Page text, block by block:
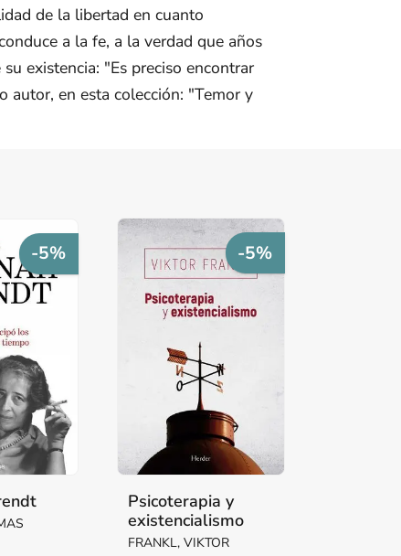
de la libertad en cuanto
a la fe, a la verdad que años
existencia: "Es preciso encontrar
autor, en esta colección: "Temor y
-5% -5%
Psicoterapia y
existencialismo
FRANKL, VIKTOR